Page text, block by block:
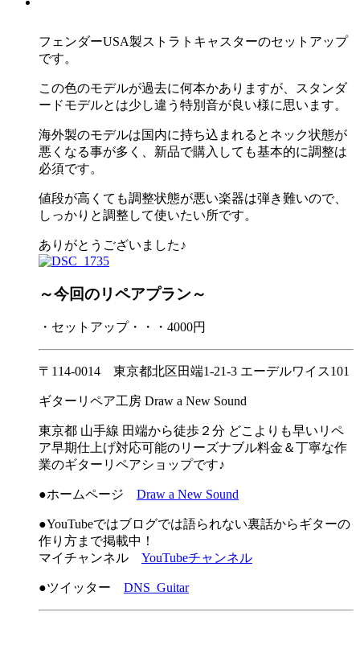
フェンダーUSA製ストラトキャスターのセットアップ
です。
この色のモデルが過去に何本かありますが、スタンダ
ードモデルとは少し違う特別音が良い様に思います。
海外製のモデルは国内に持ち込まれるとネック状態が
悪くなる事が多く、新品で購入しても基本的に調整は
必須です。
値段が高くても調整状態が悪い楽器は弾き難いので、
しっかりと調整して使いたい所です。
ありがとうございました♪
～今回のリペアプラン～
・セットアップ・・・4000円
〒114-0014 東京都北区田端1-21-3 エーデルワイス101
ギターリペア工房 Draw a New Sound
東京都 山手線 田端から徒歩２分 どこよりも早いリペ
ア早期仕上げ対応可能のリーズナブル料金＆丁寧な作
業のギターリペアショップです♪
●ホームページ Draw a New Sound
●YouTubeではブログでは語られない裏話からギターの
作り方まで掲載中！
マイチャンネル YouTubeチャンネル
●ツイッター DNS_Guitar